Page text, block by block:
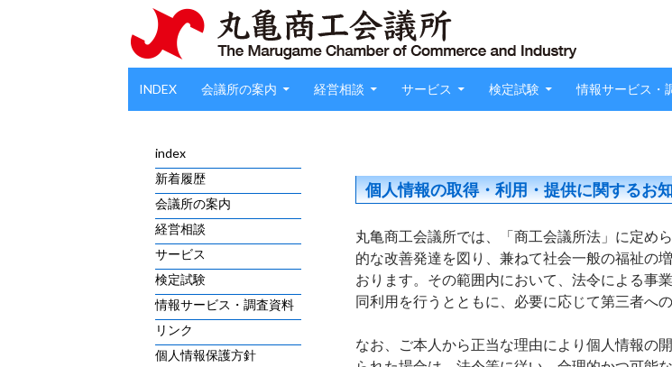
Search
INDEX
会議所の案内 経営相談 サービス 検定試験 情報サービス・
個人情報の取得・利用・提供に関するお
丸亀商工会議所では、「商工会議所法」に定め
的な改善発達を図り、兼ねて社会一般の福祉の
おります。その範囲内において、法令による事
同利用を行うとともに、必要に応じて第三者へ
なお、ご本人から正当な理由により個人情報の
index
新着履歴
会議所の案内
経営相談
サービス
検定試験
情報サービス・調査資料
リンク
個人情報保護方針